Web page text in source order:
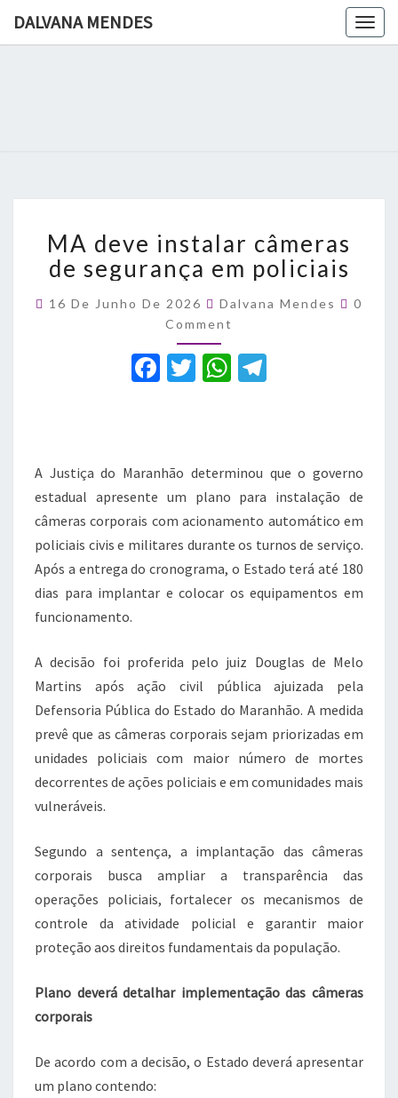
DALVANA MENDES
deve
instalar
câmeras
de
segurança
em
policiais
MA deve instalar câmeras
de segurança em policiais
16 De Junho De 2026 Dalvana Mendes
0
Comment
F
b
o
o
k
T
r
W
A
p
p
a
m
A Justiça do Maranhão determinou que o governo
estadual apresente um plano para instalação de
câmeras corporais com acionamento automático em
policiais civis e militares durante os turnos de serviço.
Após a entrega do cronograma, o Estado terá até 180
dias para implantar e colocar os equipamentos em
funcionamento.
A decisão foi proferida pelo juiz Douglas de Melo
Martins após ação civil pública ajuizada pela
Defensoria Pública do Estado do Maranhão. A medida
prevê que as câmeras corporais sejam priorizadas em
unidades policiais com maior número de mortes
decorrentes de ações policiais e em comunidades mais
vulneráveis.
Segundo a sentença, a implantação das câmeras
corporais busca ampliar a transparência das
operações policiais, fortalecer os mecanismos de
controle da atividade policial e garantir maior
proteção aos direitos fundamentais da população.
Plano deverá detalhar implementação das câmeras
corporais
De acordo com a decisão, o Estado deverá apresentar
um plano contendo: